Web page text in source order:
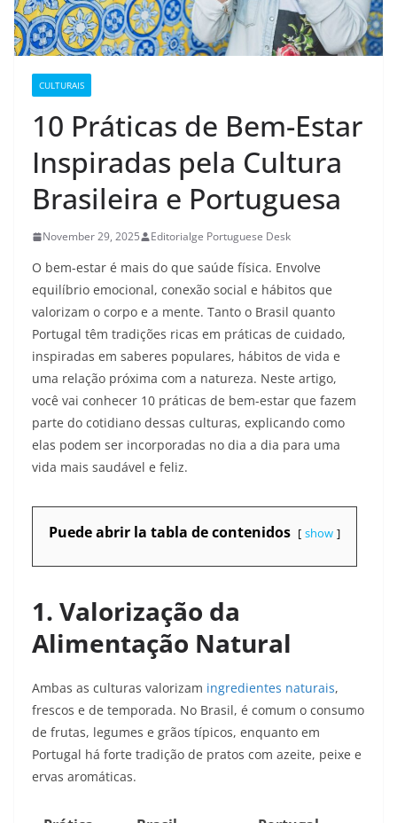
CULTURAIS
10 Práticas de Bem-Estar
Inspiradas pela Cultura
Brasileira e Portuguesa
November 29, 2025 Editorialge Portuguese Desk
O bem-estar é mais do que saúde física. Envolve
equilíbrio emocional, conexão social e hábitos que
valorizam o corpo e a mente. Tanto o Brasil quanto
Portugal têm tradições ricas em práticas de cuidado,
inspiradas em saberes populares, hábitos de vida e
uma relação próxima com a natureza. Neste artigo,
você vai conhecer 10 práticas de bem-estar que fazem
parte do cotidiano dessas culturas, explicando como
elas podem ser incorporadas no dia a dia para uma
vida mais saudável e feliz.​
Puede abrir la tabla de contenidos show
1. Valorização da
Alimentação Natural
Ambas as culturas valorizam ingredientes naturais,
frescos e de temporada. No Brasil, é comum o consumo
de frutas, legumes e grãos típicos, enquanto em
Portugal há forte tradição de pratos com azeite, peixe e
ervas aromáticas.